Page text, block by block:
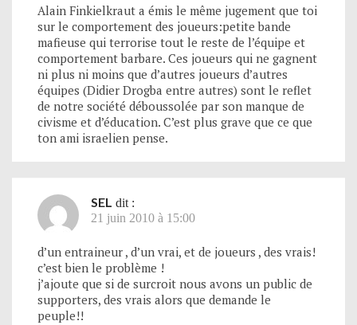
Alain Finkielkraut a émis le même jugement que toi
sur le comportement des joueurs:petite bande
mafieuse qui terrorise tout le reste de l’équipe et
comportement barbare. Ces joueurs qui ne gagnent
ni plus ni moins que d’autres joueurs d’autres
équipes (Didier Drogba entre autres) sont le reflet
de notre société déboussolée par son manque de
civisme et d’éducation. C’est plus grave que ce que
ton ami israelien pense.
SEL dit :
21 juin 2010 à 15:00
d’un entraineur , d’un vrai, et de joueurs , des vrais!
c’est bien le problème !
j’ajoute que si de surcroit nous avons un public de
supporters, des vrais alors que demande le
peuple!!